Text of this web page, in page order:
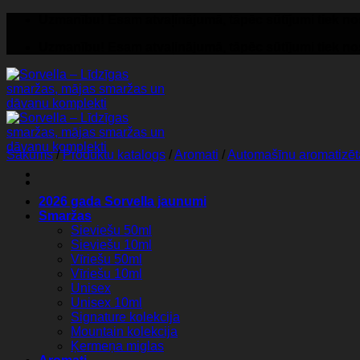
2026 gada Sorvella jaunumi
Smaržas
Sieviešu 50ml
Sieviešu 10ml
Vīriešu 50ml
Vīriešu 10ml
Unisex
Unisex 10ml
Signature kolekcija
Mountain kolekcija
Ķermeņa miglas
Sākums / Produktu katalogs /Aromati /Automašīnu